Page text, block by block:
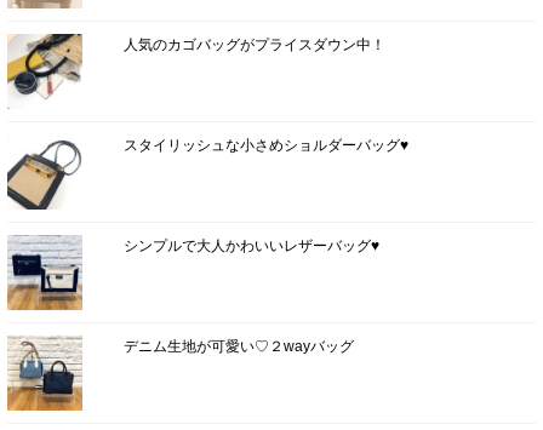
人気のカゴバッグがプライスダウン中！
スタイリッシュな小さめショルダーバッグ♥
シンプルで大人かわいいレザーバッグ♥
デニム生地が可愛い♡２wayバッグ